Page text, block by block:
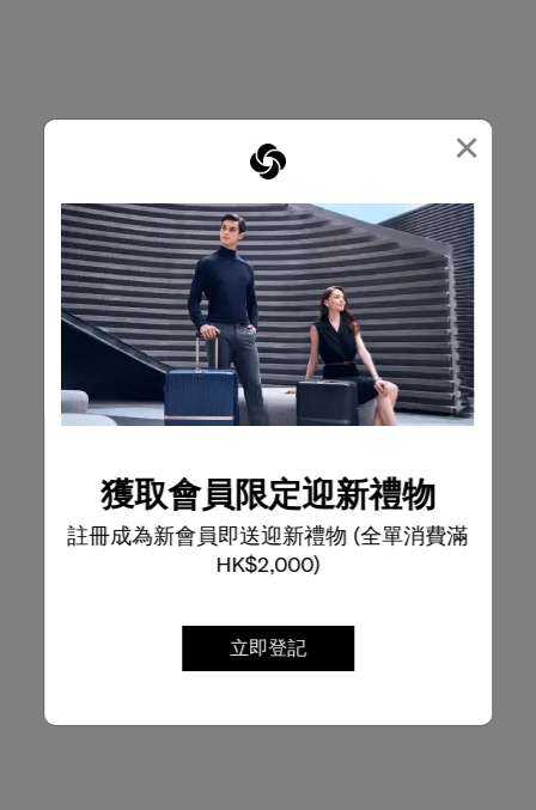
×
獲取會員限定迎新禮物
註冊成為新會員即送迎新禮物 (全單消費滿
HK$2,000)
立即登記